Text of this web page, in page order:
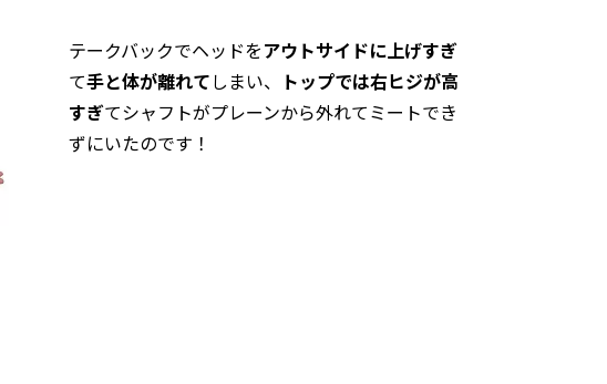
テークバックでヘッドをアウトサイドに上げすぎ
て手と体が離れてしまい、
トップでは右ヒジが高
すぎてシャフトがプレーンから外れてミートでき
ずにいたのです！